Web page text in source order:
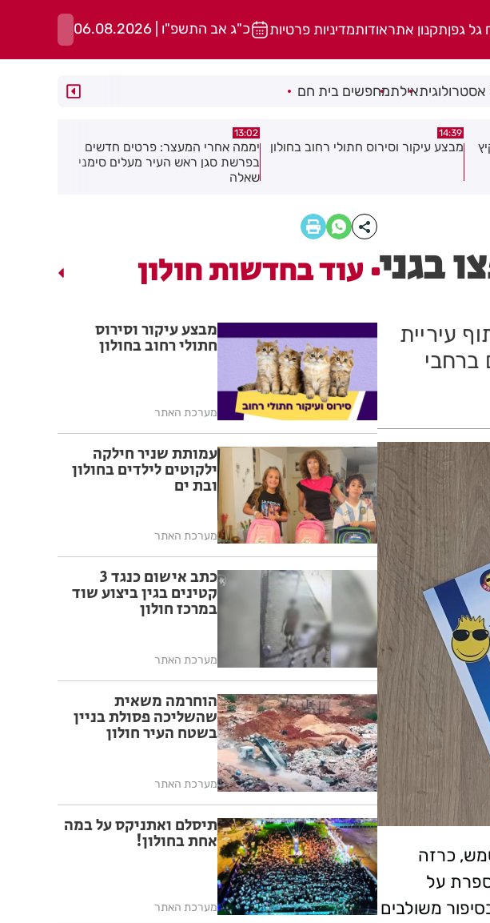
גל גפןתקנון אתראודותמדיניות פרטיות כ"ג אב התשפ"ו | 06.08.2026
אילתמחפשים בית חם
13:02
יממה אחרי המעצר: פרטים חדשים
12:45
"קאמפ בהדרים": לראשונה ברחובות -
סוגרים את הקיץ בקמפינג עירוני לכל
המשפחה!
בגני
עיריית
ברחבי
כרזה
על
משולבים
עוד בחדשות חולון
מבצע עיקור וסירוס
חתולי רחוב בחולון
מערכת האתר
עמותת שניר חילקה
ילקוטים לילדים בחולון
ובת ים
מערכת האתר
כתב אישום כנגד 3
קטינים בגין ביצוע שוד
במרכז חולון
מערכת האתר
הוחרמה משאית
שהשליכה פסולת בניין
בשטח העיר חולון
מערכת האתר
תיסלם ואתניקס על במה
אחת בחולון!
מערכת האתר